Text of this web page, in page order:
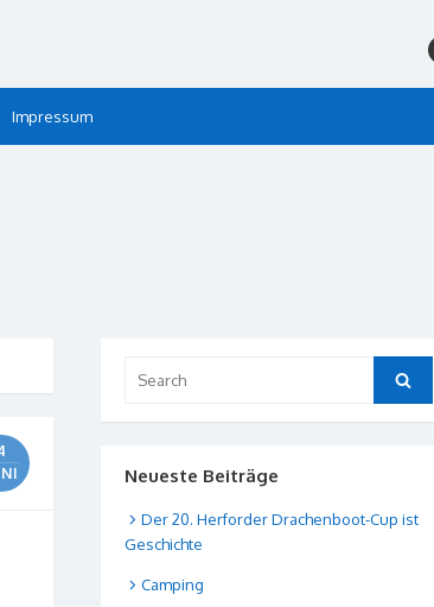
Impressum
for:
Search
Neueste Beiträge
Der 20. Herforder Drachenboot-Cup ist
Geschichte
Camping